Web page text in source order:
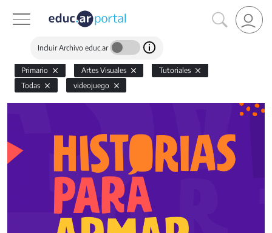
Incluir Archivo educ.ar
Primario Artes Visuales
Tutoriales
Todas
videojuego